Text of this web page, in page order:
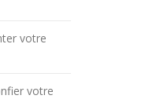
votre
votre